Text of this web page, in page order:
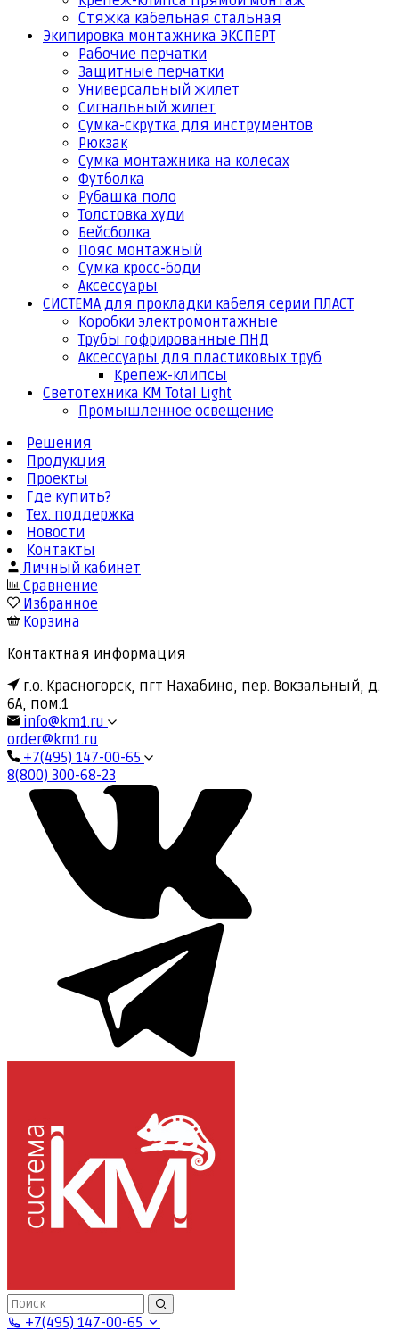
Стяжка кабельная стальная
Экипировка монтажника ЭКСПЕРТ
Рабочие перчатки
Защитные перчатки
Универсальный жилет
Сигнальный жилет
Сумка-скрутка для инструментов
Рюкзак
Сумка монтажника на колесах
Футболка
Рубашка поло
Толстовка худи
Бейсболка
Пояс монтажный
Сумка кросс-боди
Аксессуары
СИСТЕМА для прокладки кабеля серии ПЛАСТ
Коробки электромонтажные
Трубы гофрированные ПНД
Аксессуары для пластиковых труб
Крепеж-клипсы
Светотехника КМ Total Light
Промышленное освещение
Решения
Продукция
Проекты
Где купить?
Тех. поддержка
Новости
Контакты
Личный кабинет
Сравнение
Избранное
Корзина
Контактная информация
г.о. Красногорск, пгт Нахабино, пер. Вокзальный, д.
6А, пом.1
info@km1.ru
order@km1.ru
+7(495) 147-00-65
8(800) 300-68-23
+7(495) 147-00-65